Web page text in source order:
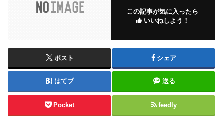
この記事が気に入ったら
いいねしよう！
ポスト シェア
はてブ 送る
Pocket feedly